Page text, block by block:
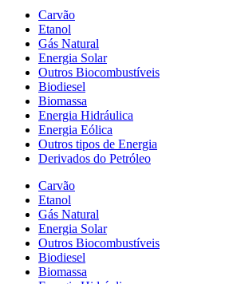
Carvão
Etanol
Gás Natural
Energia Solar
Outros Biocombustíveis
Biodiesel
Biomassa
Energia Hidráulica
Energia Eólica
Outros tipos de Energia
Derivados do Petróleo
Carvão
Etanol
Gás Natural
Energia Solar
Outros Biocombustíveis
Biodiesel
Biomassa